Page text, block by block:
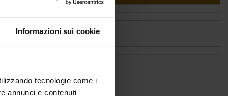
Informazioni sui cookie
tecnologie come i
annunci e contenuti